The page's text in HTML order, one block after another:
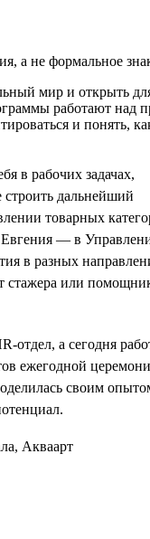
а не формальное
мир и открыть
работают над
и понять,
в рабочих задачах,
дальнейший
товарных
— в
в разных
стажера или
а сегодня
ежегодной
своим